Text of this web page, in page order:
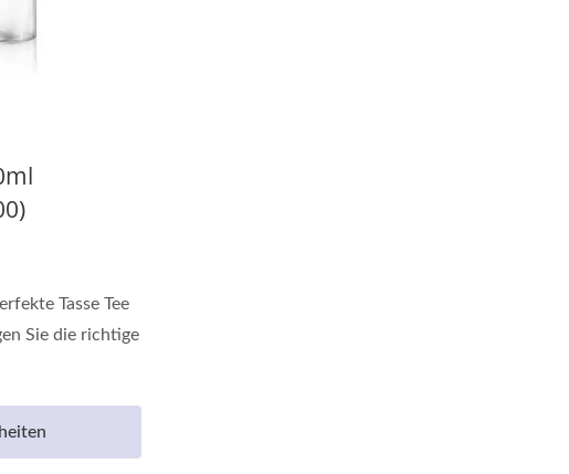
Tasse Tee
Sie die richtige